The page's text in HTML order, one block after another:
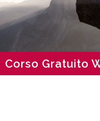
Corso Gratuito